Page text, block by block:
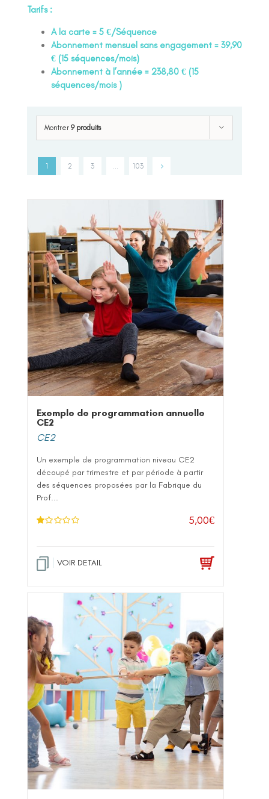
Tarifs :
A la carte = 5 €/Séquence
Abonnement mensuel sans engagement = 39,90
€ (15 séquences/mois)
Abonnement à l’année = 238,80 € (15
séquences/mois )
Montrer 9 produits
1 2 3 103
Exemple de programmation annuelle
CE2
CE2
Un exemple de programmation niveau CE2
découpé par trimestre et par période à partir
des séquences proposées par la Fabrique du
Prof...
.0
5,00€
VOIR DETAIL